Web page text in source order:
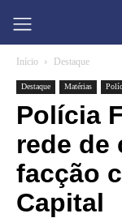
Início Destaque
Destaque Matérias
Polícia
rede de
facção
Capital